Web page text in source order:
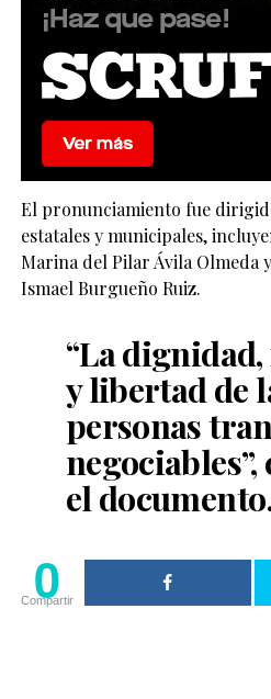
El pronunciamiento fue
estatales y municipales,
Marina del Pilar Ávila Olmeda
Ismael Burgueño Ruiz.
“La
y libertad de
personas
el
0
Compartir